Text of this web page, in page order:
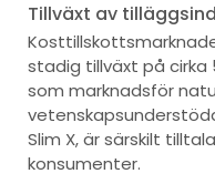
Tillväxt av
stadig tillväxt på cirka
som marknadsför
Slim X, är särskilt
konsumenter.